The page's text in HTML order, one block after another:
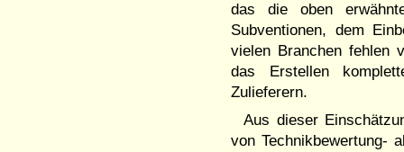
das die oben
Subventionen, dem
vielen Branchen fehlen
das Erstellen
Zulieferern.
Aus dieser
von Technikbewertung-